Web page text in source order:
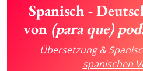
Spanisch -
von (para que)
Übersetzung &
spanischen